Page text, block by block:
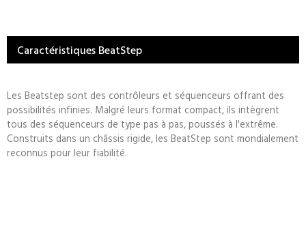
Caractéristiques BeatStep
Les Beatstep sont des contrôleurs et séquenceurs offrant des
possibilités infinies. Malgré leurs format compact, ils intègrent
tous des séquenceurs de type pas à pas, poussés à l'extrême.
Construits dans un châssis rigide, les BeatStep sont mondialement
reconnus pour leur fiabilité.